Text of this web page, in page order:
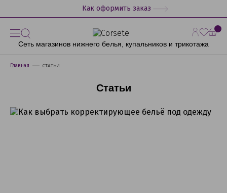
Как оформить заказ
Сеть магазинов нижнего белья, купальников и трикотажа
Главная СТАТЬИ
Статьи